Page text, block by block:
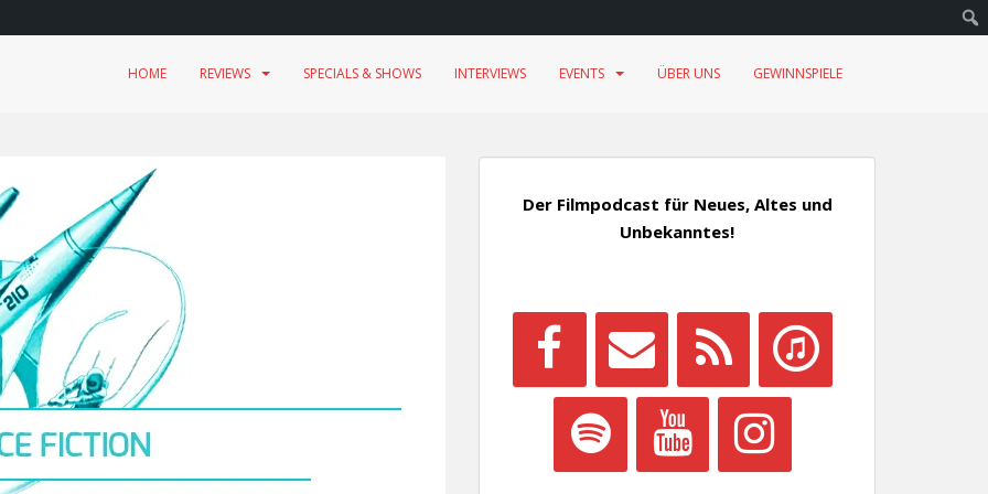
HOME REVIEWS SPECIALS & SHOWS INTERVIEWS EVENTS ÜBER UNS GEWINNSPIELE
Der Filmpodcast für Neues, Altes und
Unbekanntes!